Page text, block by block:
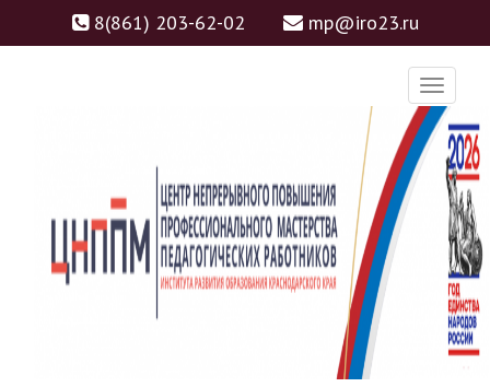
8(861) 203-62-02 mp@iro23.ru